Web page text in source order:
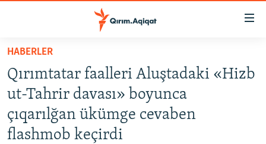
Esas
qaytmaq
Baş
navigatsiyağa
qaytmaq
Qıdıruvğa
SİYASET
İQTİSADİYAT
CEMİYET
HABERLER
Qırımtatar faalleri Aluştadaki «Hizb
ut-Tahrir davası» boyunca
çıqarılğan ükümge cevaben
flashmob keçirdi